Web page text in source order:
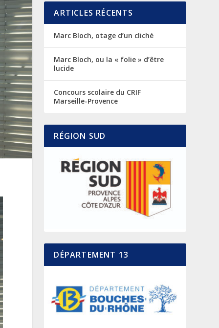
ARTICLES RÉCENTS
Marc Bloch, otage d’un cliché
Marc Bloch, ou la « folie » d’être
lucide
Concours scolaire du CRIF
Marseille-Provence
RÉGION SUD
DÉPARTEMENT 13